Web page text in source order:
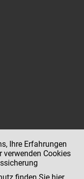
Ihre Erfahrungen
verwenden Cookies